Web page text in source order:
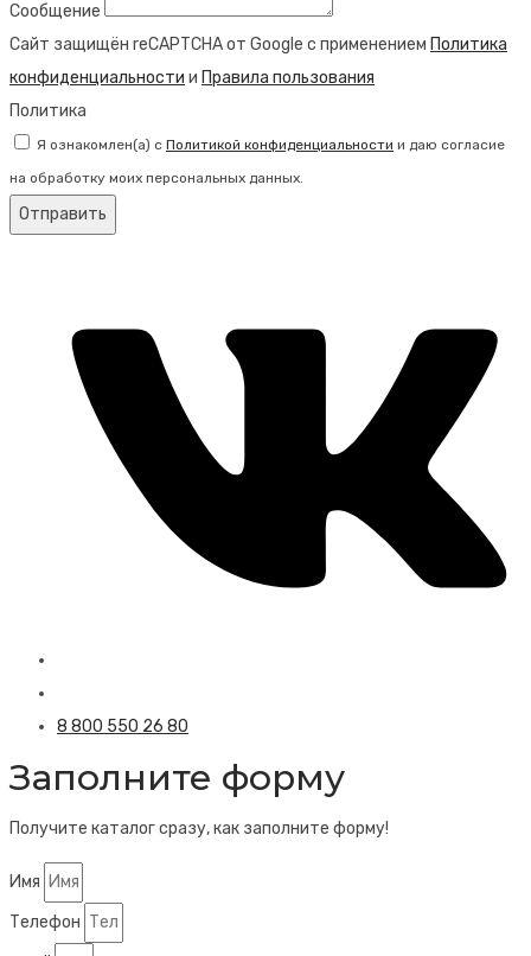
Сообщение
Сайт защищён reCAPTCHA от Google с применением Политика
конфиденциальности и Правила пользования
Политика
Я ознакомлен(а) с Политикой конфиденциальности и даю согласие
на обработку моих персональных данных.
Отправить
8 800 550 26 80
Заполните форму
Получите каталог сразу, как заполните форму!
Имя
Телефон